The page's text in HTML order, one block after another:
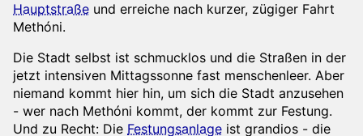
Hauptstraße und erreiche nach kurzer, zügiger Fahrt
Methóni.
Die Stadt selbst ist schmucklos und die Straßen in der
jetzt intensiven Mittagssonne fast menschenleer. Aber
niemand kommt hier hin, um sich die Stadt anzusehen
- wer nach Methóni kommt, der kommt zur Festung.
Und zu Recht: Die Festungsanlage ist grandios - die